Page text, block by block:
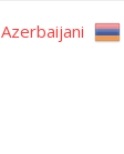
Azerbaijani